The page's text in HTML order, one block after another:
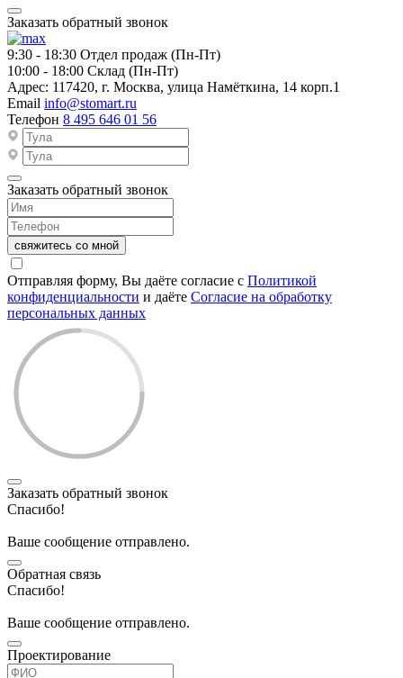
Заказать обратный звонок
9:30 - 18:30 Отдел продаж (Пн-Пт)
10:00 - 18:00 Склад (Пн-Пт)
Адрес: 117420, г. Москва, улица Намёткина, 14 корп.1
Email info@stomart.ru
Телефон 8 495 646 01 56
Заказать обратный звонок
свяжитесь со мной
Отправляя форму, Вы даёте согласие с Политикой
конфиденциальности и даёте Согласие на обработку
персональных данных
Заказать обратный звонок
Спасибо!
Ваше сообщение отправлено.
Обратная связь
Спасибо!
Ваше сообщение отправлено.
Проектирование